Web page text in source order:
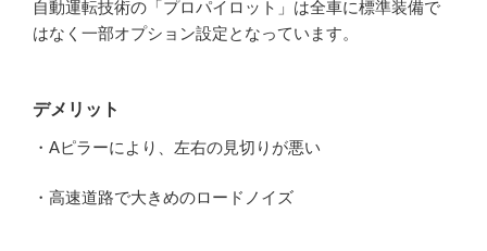
自動運転技術の「プロパイロット」は全車に標準装備で
はなく一部オプション設定となっています。
デメリット
・Aピラーにより、左右の見切りが悪い
・高速道路で大きめのロードノイズ